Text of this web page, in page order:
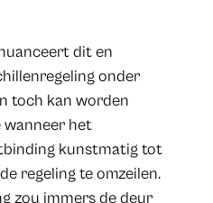
dit en
onder
toch kan worden
wanneer het
kunstmatig tot
regeling te omzeilen.
zou immers de deur